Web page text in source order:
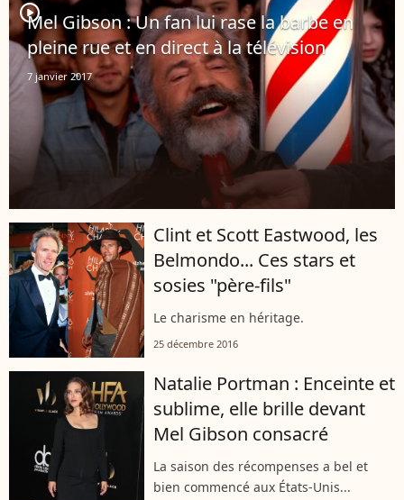
player2
Mel Gibson : Un fan lui rase la barbe en
pleine rue et en direct à la télévision
7 janvier 2017
Clint et Scott Eastwood, les
Belmondo... Ces stars et
sosies "père-fils"
Le charisme en héritage.
25 décembre 2016
Natalie Portman : Enceinte et
sublime, elle brille devant
Mel Gibson consacré
La saison des récompenses a bel et
bien commencé aux États-Unis...